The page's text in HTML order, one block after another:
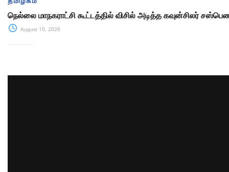
நெல்லை மாநகராட்சி கூட்டத்தில் விசில் அடித்த கவுன்சிலர்
August 10, 2026